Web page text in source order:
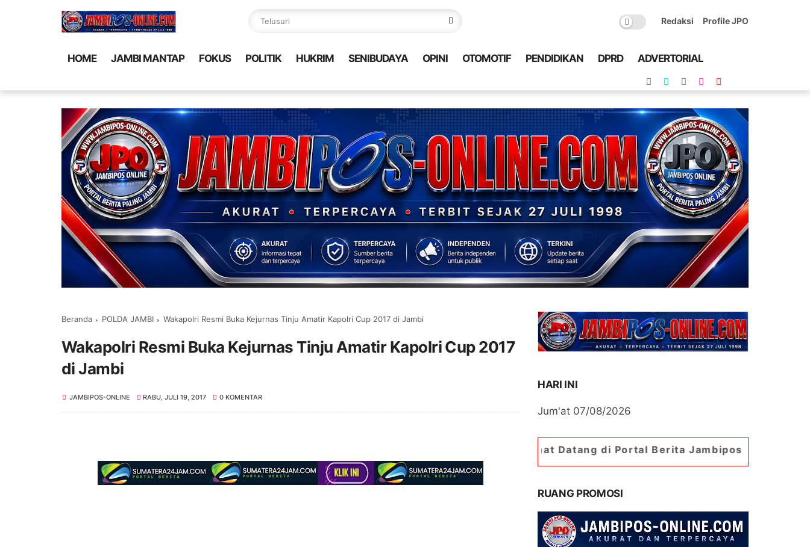
Redaksi Profile JPO
HOME JAMBI MANTAP FOKUS POLITIK HUKRIM SENIBUDAYA OPINI OTOMOTIF PENDIDIKAN DPRD ADVERTORIAL
Beranda POLDA JAMBI Wakapolri Resmi Buka Kejurnas Tinju Amatir Kapolri Cup 2017 di Jambi
Wakapolri Resmi Buka Kejurnas Tinju Amatir Kapolri Cup 2017
di Jambi
JAMBIPOS-ONLINE RABU, JULI 19, 2017 0 KOMENTAR
HARI INI
Jum'at 07/08/2026
Selamat Datang di Portal Berita Jambipos Online. Portal Berita
RUANG PROMOSI